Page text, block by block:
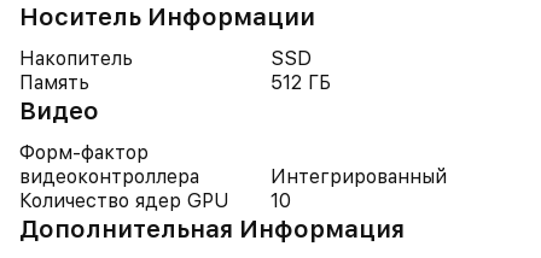
Носитель Информации
Накопитель
SSD
Память
512 ГБ
Видео
Форм-фактор
видеоконтроллера
Интегрированный
Количество ядер GPU
10
Дополнительная Информация